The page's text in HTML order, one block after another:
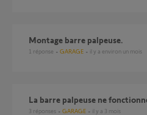
Montage barre palpeuse.
1 réponse GARAGE il y a environ un mois
La barre palpeuse ne
3 réponses GARAGE il y a 3 mois